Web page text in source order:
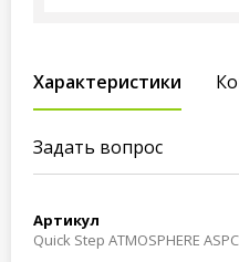
Характеристики
Задать вопрос
Артикул
Quick Step ATMOSPHERE